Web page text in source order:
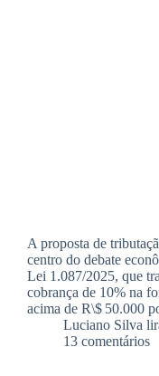
A proposta de
centro do debate
Lei 1.087/2025, que
cobrança de 10% na
acima de R\$ 50.000
Luciano Silva
13 comentários